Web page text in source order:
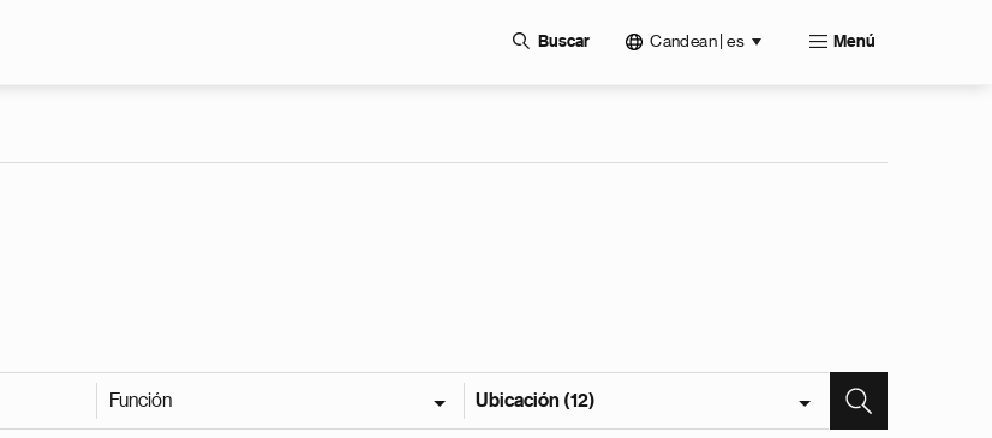
Buscar Candean | es Menú
Función Ubicación (12)